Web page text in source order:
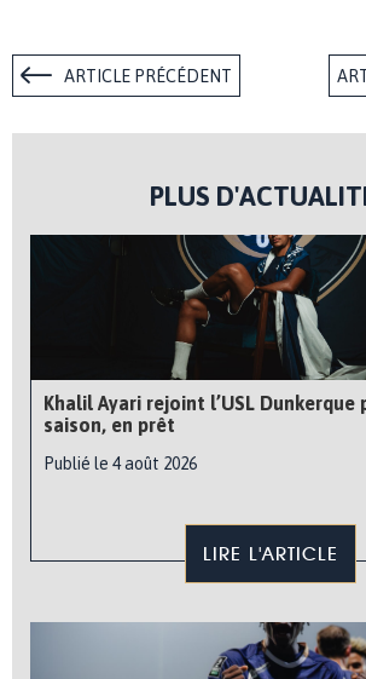
ARTICLE PRÉCÉDENT
PLUS
Khalil Ayari rejoint l’USL Dunkerque
saison, en prêt
Publié le 4 août 2026
LIRE L'ARTICLE